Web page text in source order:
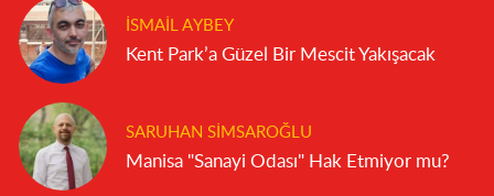
İSMAIL AYBEY
Kent Park’a Güzel Bir Mescit Yakışacak
SARUHAN SIMSAROĞLU
Manisa "Sanayi Odası" Hak Etmiyor mu?